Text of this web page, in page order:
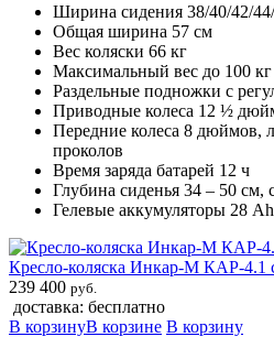
Ширина сидения 38/40/42/
Общая ширина 57 см
Вес коляски 66 кг
Максимальный вес до 100 кг
Раздельные подножки с
Приводные колеса 12 ½
Передние колеса 8 дюймов,
проколов
Время заряда батарей 12 ч
Глубина сиденья 34 – 50 см,
Гелевые аккумуляторы 28
Кресло-коляска Инкар-М КАР-4.1
239 400 руб.
доставка: бесплатно
В корзинуВ корзине В корзину